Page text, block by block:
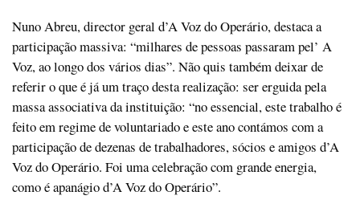
Nuno Abreu, director geral d’A Voz do Operário, destaca a
participação massiva: “milhares de pessoas passaram pel’ A
Voz, ao longo dos vários dias”. Não quis também deixar de
referir o que é já um traço desta realização: ser erguida pela
massa associativa da instituição: “no essencial, este trabalho é
feito em regime de voluntariado e este ano contámos com a
participação de dezenas de trabalhadores, sócios e amigos d’A
Voz do Operário. Foi uma celebração com grande energia,
como é apanágio d’A Voz do Operário”.